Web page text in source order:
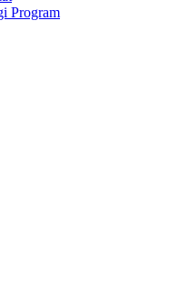
Program